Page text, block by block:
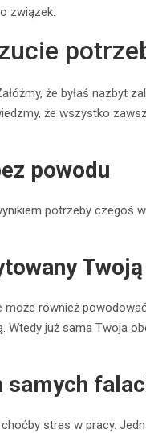
związek.
że byłaś nazbyt
że wszystko
powodu
potrzeby czegoś
również
Wtedy już sama Twoja
samych
stres w pracy.